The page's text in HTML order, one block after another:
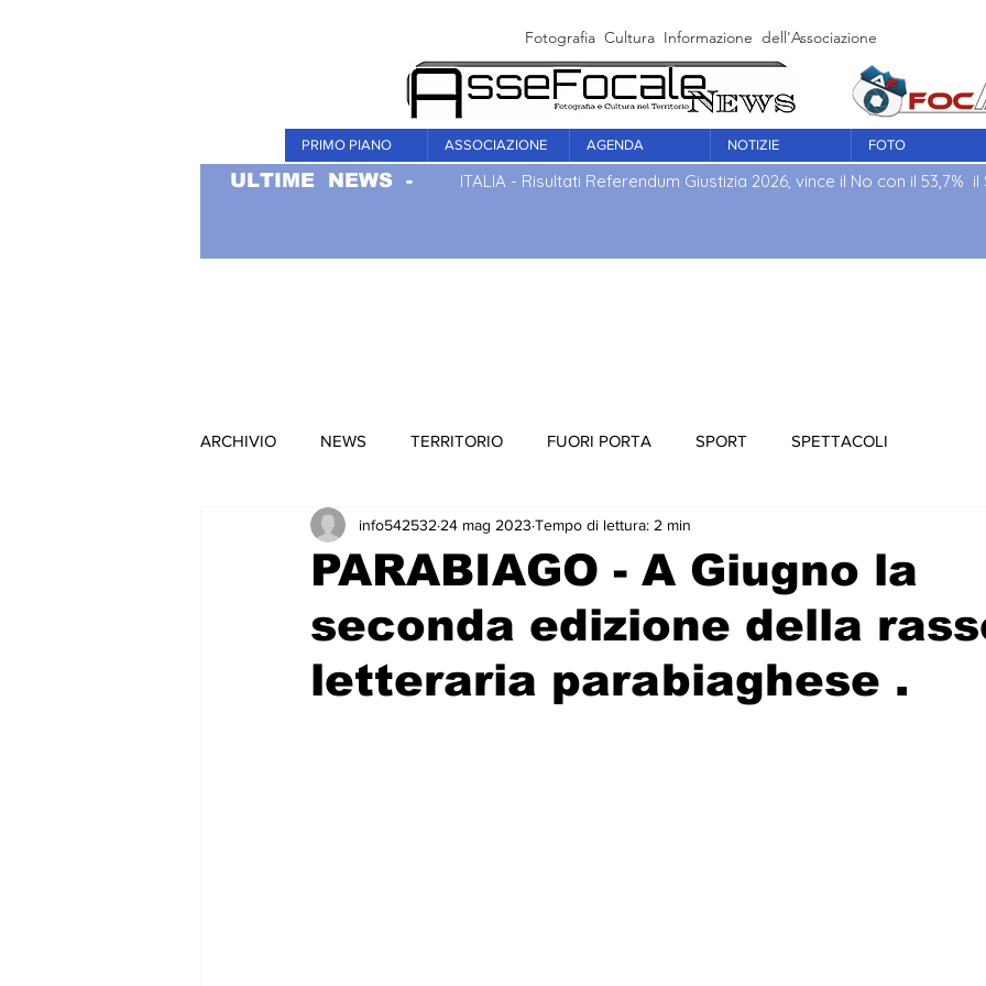
Fotografia Cultura Informazione dell'Associazione Culturale
PRIMO PIANO ASSOCIAZIONE AGENDA NOTIZIE FOTO
ULTIME NEWS - ITALIA - Risultati Referendum Giustizia 2026, vince il No con il 53,7% il
ARCHIVIO NEWS TERRITORIO FUORI PORTA SPORT SPETTACOLI
PARABIAGO - A Giugno la
seconda edizione della
letteraria parabiaghese .
info542532 24 mag 2023 Tempo di lettura: 2 min